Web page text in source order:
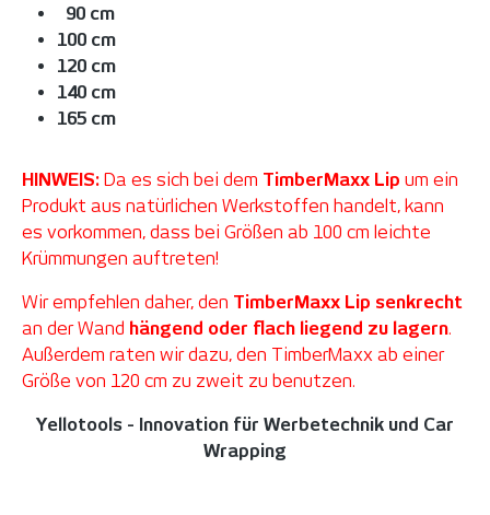
90 cm
100 cm
120 cm
140 cm
165 cm
HINWEIS: Da es sich bei dem TimberMaxx Lip um ein
Produkt aus natürlichen Werkstoffen handelt, kann
es vorkommen, dass bei Größen ab 100 cm leichte
Krümmungen auftreten!
Wir empfehlen daher, den TimberMaxx Lip senkrecht
an der Wand hängend oder flach liegend zu lagern.
Außerdem raten wir dazu, den TimberMaxx ab einer
Größe von 120 cm zu zweit zu benutzen.
Yellotools - Innovation für Werbetechnik und Car
Wrapping